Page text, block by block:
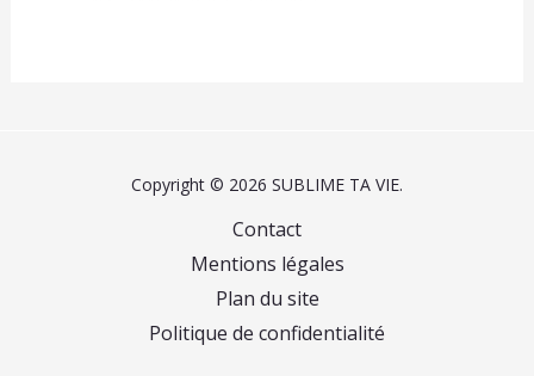
Copyright © 2026 SUBLIME TA VIE.
Contact
Mentions légales
Plan du site
Politique de confidentialité